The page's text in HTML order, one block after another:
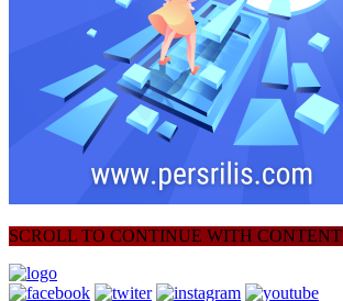
SCROLL TO CONTINUE WITH CONTENT